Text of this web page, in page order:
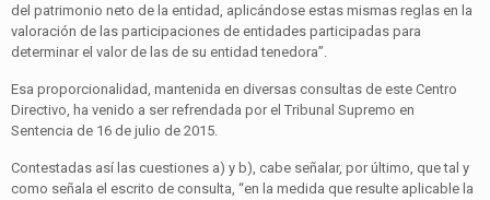
del patrimonio neto de la entidad, aplicándose estas mismas reglas en la
valoración de las participaciones de entidades participadas para
determinar el valor de las de su entidad tenedora”.
Esa proporcionalidad, mantenida en diversas consultas de este Centro
Directivo, ha venido a ser refrendada por el Tribunal Supremo en
Sentencia de 16 de julio de 2015.
Contestadas así las cuestiones a) y b), cabe señalar, por último, que tal y
como señala el escrito de consulta, “en la medida que resulte aplicable la